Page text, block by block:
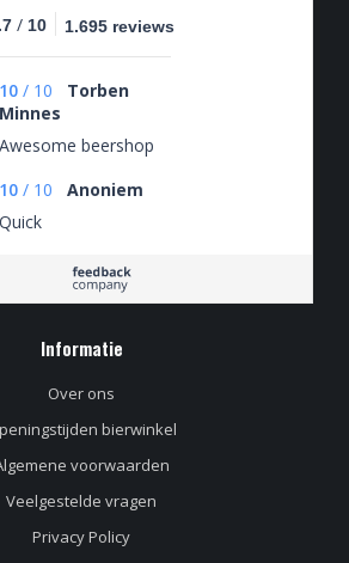
/ 10 1.695 reviews
10 / 10
Torben
Minnes
Awesome beershop
10 / 10
Anoniem
Quick
Informatie
Over ons
bierwinkel
voorwaarden
Veelgestelde vragen
Privacy Policy